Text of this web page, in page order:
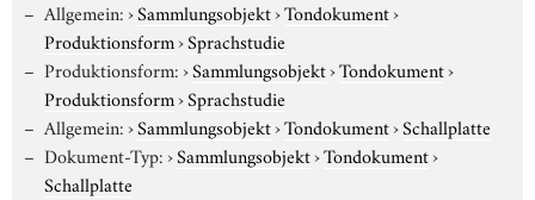
Allgemein:›Sammlungsobjekt›Tondokument›
Produktionsform›Sprachstudie
Produktionsform:›Sammlungsobjekt›Tondokument›
Produktionsform›Sprachstudie
Allgemein:›Sammlungsobjekt›Tondokument›Schallplatte
Dokument-Typ:›Sammlungsobjekt›Tondokument›
Schallplatte